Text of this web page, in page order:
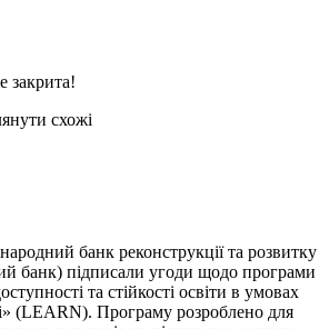
закрита!
схожі
банк реконструкції та розвитку
банк) підписали угоди щодо програми
та стійкості освіти в умовах
(LEARN). Програму розроблено для